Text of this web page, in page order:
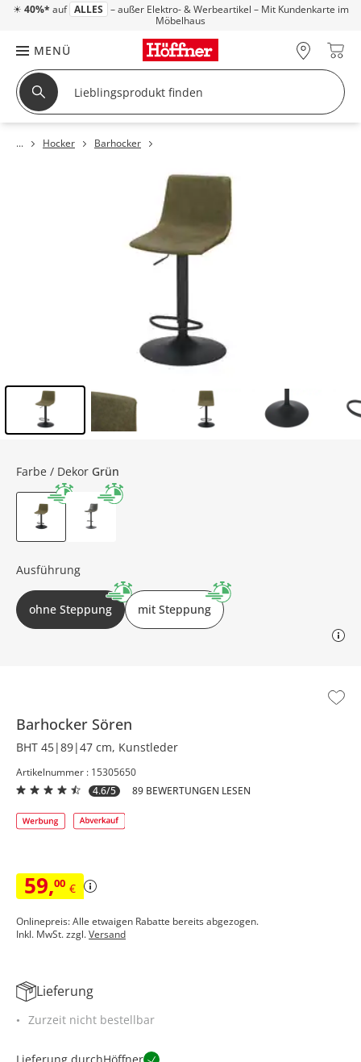
☀ 40%* auf ALLES – außer Elektro- & Werbeartikel – Mit Kundenkarte im
Möbelhaus
MENÜ
Hocker Barhocker
Barhocker Sören
BHT 45|89|47 cm, Kunstleder
Artikelnummer : 15305650
4.6/5
89 BEWERTUNGEN LESEN
59,00 €
Onlinepreis: Alle etwaigen Rabatte bereits abgezogen.
Inkl. MwSt. zzgl.Versand
Farbe / Dekor Grün
Ausführung
ohne Steppung mit Steppung
Lieferung
Zurzeit nicht bestellbar
Lieferung durchHöffner